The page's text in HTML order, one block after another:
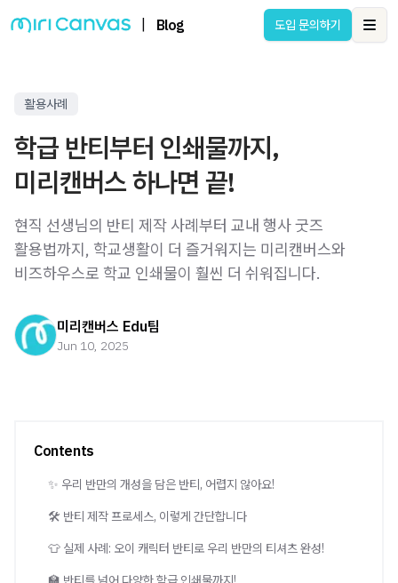
Blog 도입 문의하기
활용사례
학급 반티부터 인쇄물까지,
미리캔버스 하나면 끝!
현직 선생님의 반티 제작 사례부터 교내 행사 굿즈
활용법까지, 학교생활이 더 즐거워지는 미리캔버스와
비즈하우스로 학교 인쇄물이 훨씬 더 쉬워집니다.
미리캔버스 Edu팀
Jun 10, 2025
Contents
✨ 우리 반만의 개성을 담은 반티, 어렵지 않아요!
🛠 반티 제작 프로세스, 이렇게 간단합니다
👕 실제 사례: 오이 캐릭터 반티로 우리 반만의 티셔츠 완성!